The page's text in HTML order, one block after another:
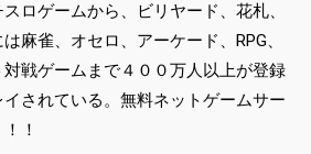
ロゲームから、ビリヤード、花札、
麻雀、オセロ、アーケード、RPG、
戦ゲームまで４００万人以上が登録
されている。無料ネットゲームサー
！